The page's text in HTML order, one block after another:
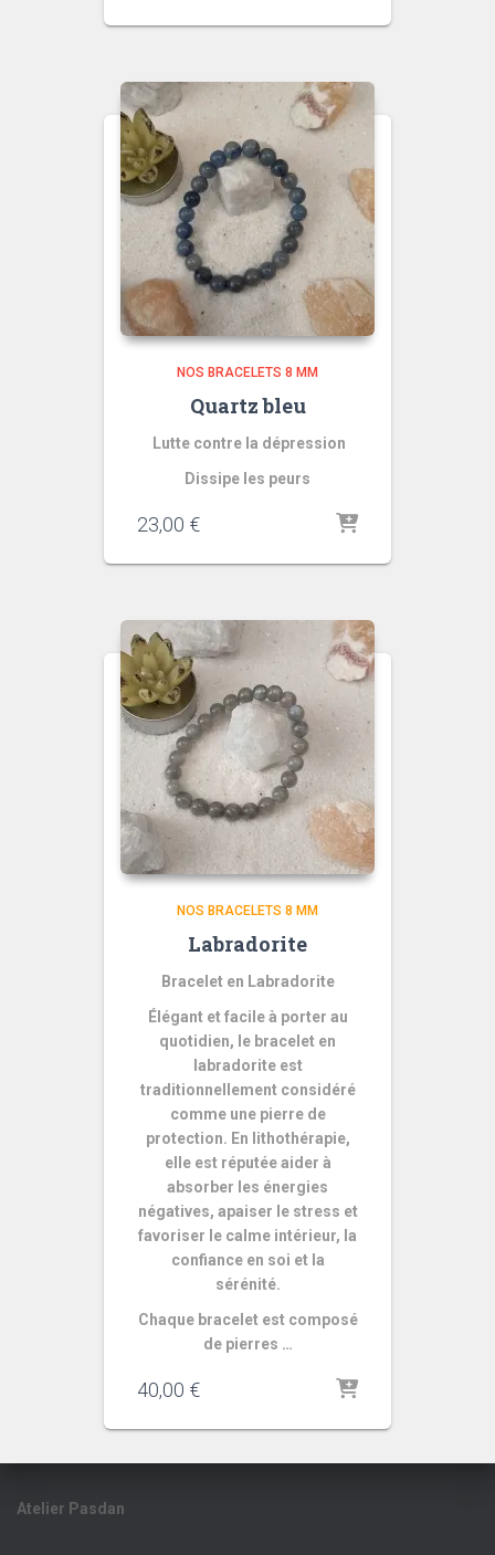
NOS BRACELETS 8 MM
Quartz bleu
Lutte contre la dépression
Dissipe les peurs
23,00 €
NOS BRACELETS 8 MM
Labradorite
Bracelet en Labradorite
Élégant et facile à porter au
quotidien, le bracelet en
labradorite est
traditionnellement considéré
comme une pierre de
protection. En lithothérapie,
elle est réputée aider à
absorber les énergies
négatives, apaiser le stress et
favoriser le calme intérieur, la
confiance en soi et la
sérénité.
Chaque bracelet est composé
de pierres …
40,00 €
Atelier Pasdan